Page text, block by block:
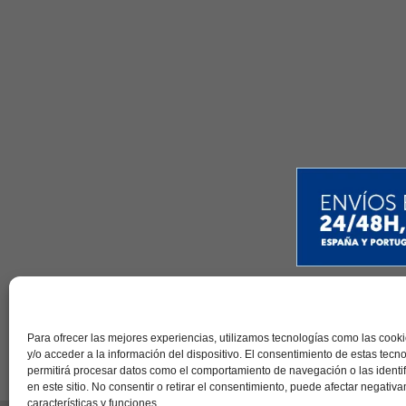
Para ofrecer las mejores experiencias, utilizamos tecnologías como las
y/o acceder a la información del dispositivo. El consentimiento de estas
permitirá procesar datos como el comportamiento de navegación o las
en este sitio. No consentir o retirar el consentimiento, puede afectar